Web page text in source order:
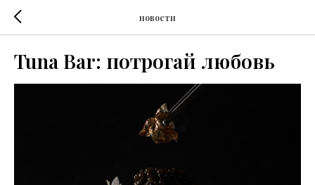
новости
Tuna Bar: потрогай любовь